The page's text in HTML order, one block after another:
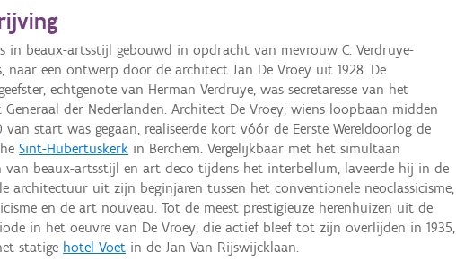
in beaux-artsstijl gebouwd in opdracht van mevrouw C. Verdruye-
naar een ontwerp door de architect Jan De Vroey uit 1928. De
echtgenote van Herman Verdruye, was secretaresse van het
Generaal der Nederlanden. Architect De Vroey, wiens loopbaan midden
van start was gegaan, realiseerde kort vóór de Eerste Wereldoorlog de
Sint-Hubertuskerk in Berchem. Vergelijkbaar met het simultaan
van beaux-artsstijl en art deco tijdens het interbellum, laveerde hij in de
architectuur uit zijn beginjaren tussen het conventionele neoclassicisme,
en de art nouveau. Tot de meest prestigieuze herenhuizen uit de
in het oeuvre van De Vroey, die actief bleef tot zijn overlijden in 1935,
statige hotel Voet in de Jan Van Rijswijcklaan.